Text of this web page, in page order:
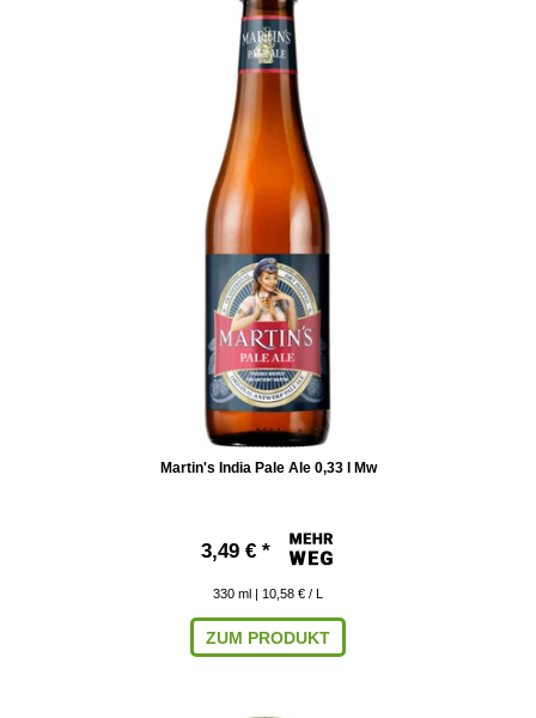
Martin's India Pale Ale 0,33 l Mw
3,49 € *
330 ml | 10,58 € / L
ZUM PRODUKT